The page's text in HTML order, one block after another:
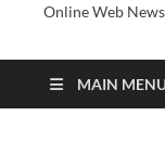
Online Web News
MAIN